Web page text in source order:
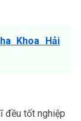
Khoa Hải
đều tốt nghiệp